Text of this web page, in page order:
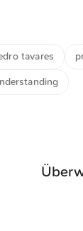
tavares